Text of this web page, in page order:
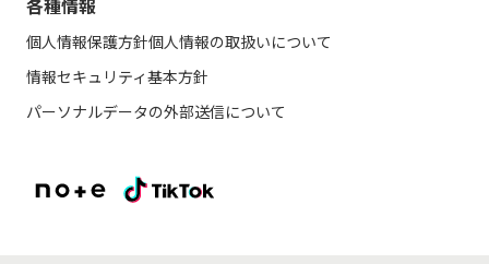
個人情報保護方針個人情報の取扱いについて
情報セキュリティ基本方針
パーソナルデータの外部送信について